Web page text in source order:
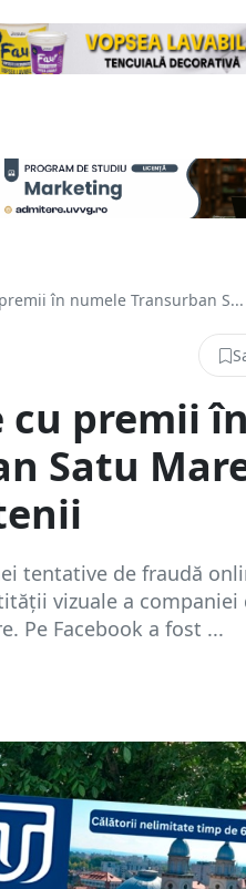
în numele Transurban S...
cu premii în
Satu
tentative de fraudă
vizuale a companiei
Pe Facebook a fost ...